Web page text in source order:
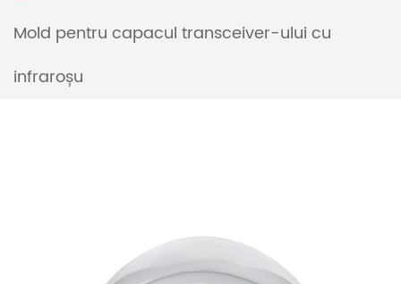
Mold pentru capacul transceiver-ului cu
infraroșu